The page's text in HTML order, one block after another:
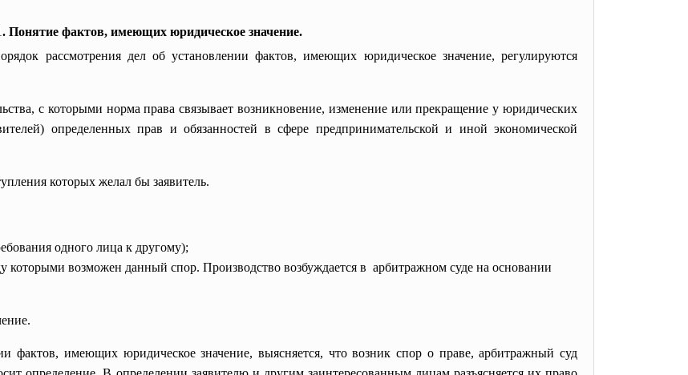
. Понятие фактов, имеющих юридическое значение.
рассмотрения дел об установлении фактов, имеющих юридическое значение, регулируются
с которыми норма права связывает возникновение, изменение или прекращение у юридических
определенных прав и обязанностей в сфере предпринимательской и иной экономической
которых желал бы заявитель.
одного лица к другому);
которыми возможен данный спор. Производство возбуждается в арбитражном суде на основании
фактов, имеющих юридическое значение, выясняется, что возник спор о праве, арбитражный суд